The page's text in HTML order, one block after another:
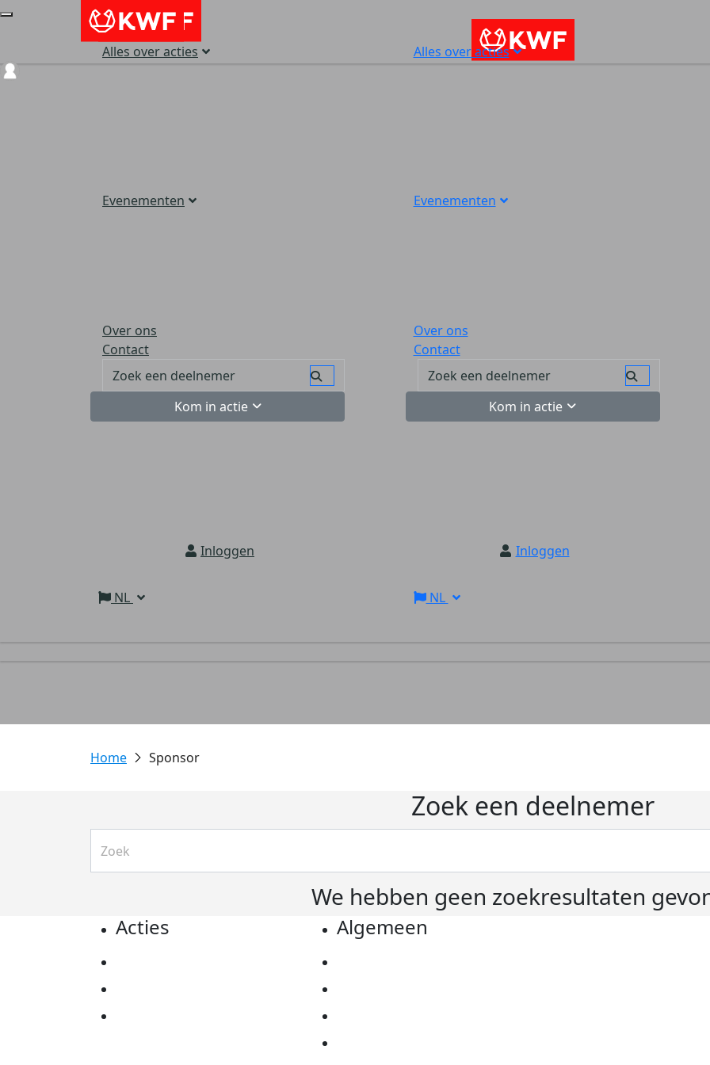
Alles over acties
Evenementen
Over ons
Contact
Kom in actie
Inloggen
NL
Alles over acties
Evenementen
Over ons
Contact
Kom in actie
Inloggen
NL
Sponsor
Zoek een deelnemer
We hebben geen zoekresultaten
Acties Algemeen